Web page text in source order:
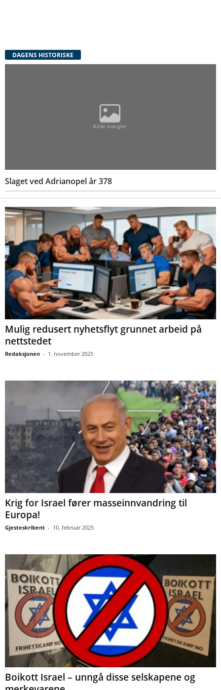
DAGENS HISTORISKE
Slaget ved Adrianopel år 378
Mulig redusert nyhetsflyt grunnet arbeid på
nettstedet
Redaksjonen - 1. november 2025
Krig for Israel fører masseinnvandring til
Europa!
Gjesteskribent - 10. februar 2025
Boikott Israel – unngå disse selskapene og